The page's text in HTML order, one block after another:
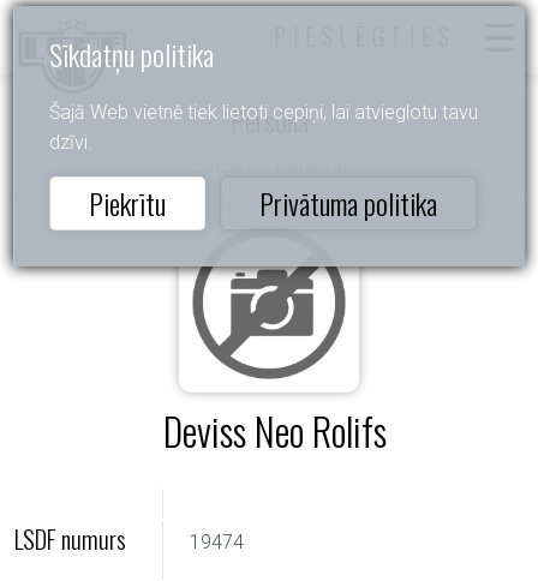
Sīkdatņu politika
Šajā Web vietnē tiek lietoti cepiņi, lai atvieglotu tavu
dzīvi.
Piekrītu Privātuma politika
Persona
Deviss Neo Rolifs
LSDF numurs 19474